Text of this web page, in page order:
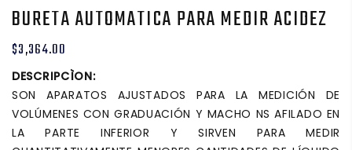
BURETA AUTOMATICA PARA MEDIR ACIDEZ
$3,364.00
DESCRIPCÌON:
SON APARATOS AJUSTADOS PARA LA MEDICIÓN DE
VOLÚMENES CON GRADUACIÓN Y MACHO NS AFILADO EN
LA PARTE INFERIOR Y SIRVEN PARA MEDIR